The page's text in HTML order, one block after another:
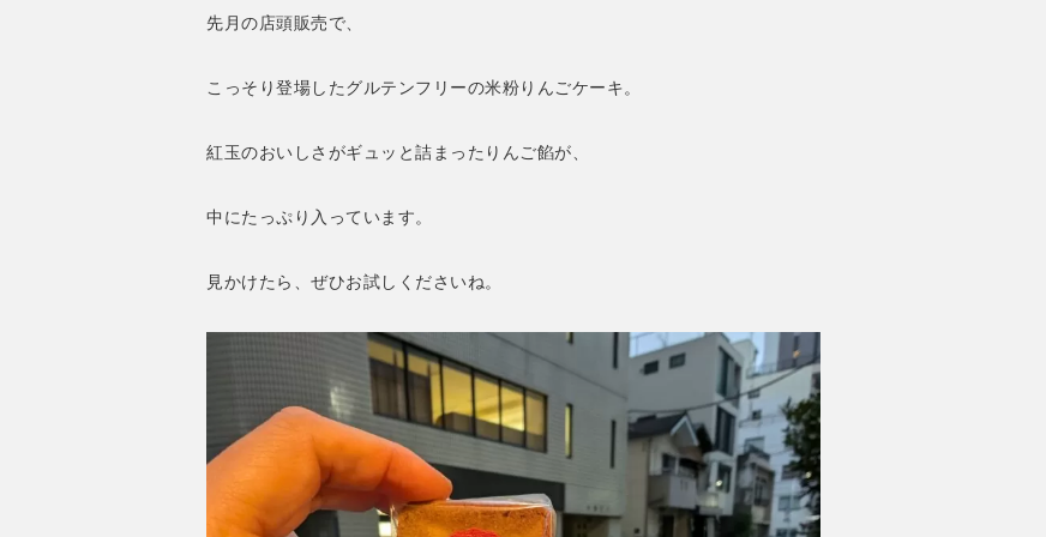
先月の店頭販売で、
こっそり登場したグルテンフリーの米粉りんごケーキ。
紅玉のおいしさがギュッと詰まったりんご餡が、
中にたっぷり入っています。
見かけたら、ぜひお試しくださいね。